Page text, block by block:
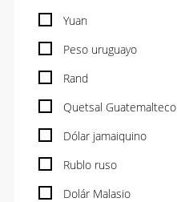
Yuan
Peso uruguayo
Rand
Quetsal Guatemalteco
Dólar jamaiquino
Rublo ruso
Dolár Malasio